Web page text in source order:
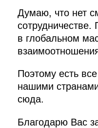
Думаю, что нет
сотрудничестве.
в глобальном
Поэтому есть
нашими
сюда.
Благодарю Вас